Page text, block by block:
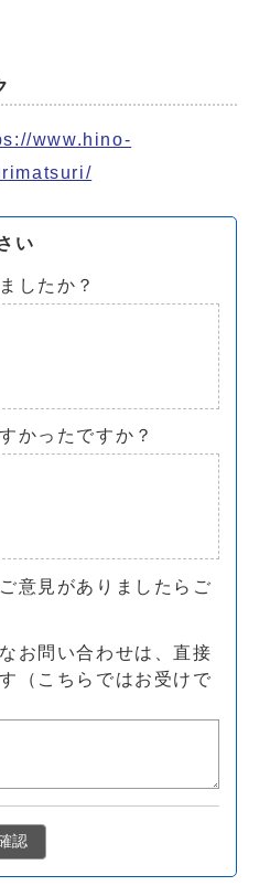
www.hino-
い
したか？
かったですか？
意見がありましたらご
お問い合わせは、直接
（こちらではお受けで
認